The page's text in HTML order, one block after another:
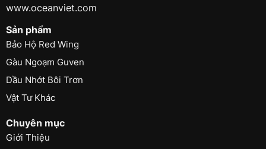
www.oceanviet.com
Sản phẩm
Bảo Hộ Red Wing
Gàu Ngoạm Guven
Dầu Nhớt Bôi Trơn
Vật Tư Khác
Chuyên mục
Giới Thiệu